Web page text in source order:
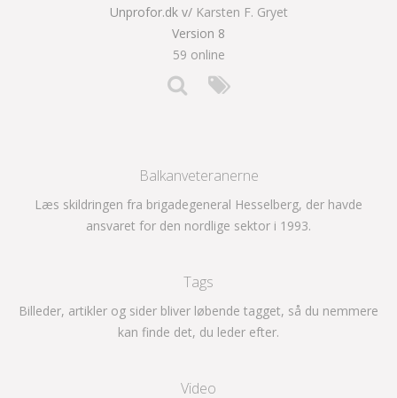
Unprofor.dk v/ Karsten F. Gryet
Version 8
59 online
Balkanveteranerne
Læs skildringen fra brigadegeneral Hesselberg, der havde
ansvaret for den nordlige sektor i 1993.
Tags
Billeder, artikler og sider bliver løbende tagget, så du nemmere
kan finde det, du leder efter.
Video